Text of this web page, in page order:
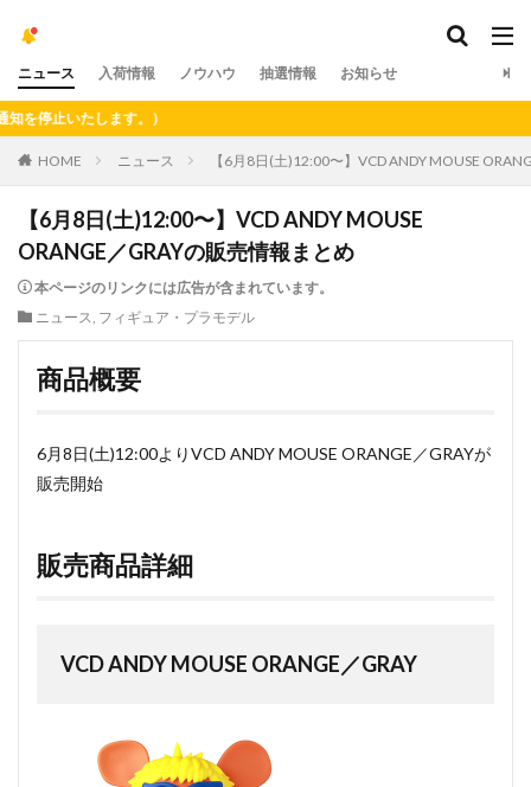
ニュース 入荷情報 ノウハウ 抽選情報 お知らせ
いたします。）
HOME ニュース 【6月8日(土)12:00〜】VCD ANDY MOUSE
【6月8日(土)12:00〜】VCD ANDY MOUSE
ORANGE／GRAYの販売情報まとめ
本ページのリンクには広告が含まれています。
ニュース, フィギュア・プラモデル
商品概要
6月8日(土)12:00よりVCD ANDY MOUSE ORANGE／GRAYが
販売開始
販売商品詳細
VCD ANDY MOUSE ORANGE／GRAY